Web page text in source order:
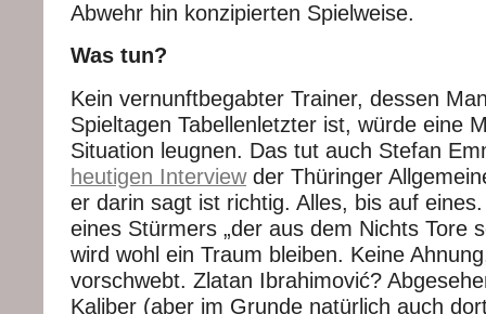
Abwehr hin konzipierten Spielweise.
Was tun?
Kein vernunftbegabter Trainer, dessen
Spieltagen Tabellenletzter ist, würde eine
Situation leugnen. Das tut auch Stefan
heutigen Interviewder Thüringer
er darin sagt ist richtig. Alles, bis auf
eines Stürmers „der aus dem Nichts Tore
wird wohl ein Traum bleiben. Keine
vorschwebt. Zlatan Ibrahimović?
Kaliber (aber im Grunde natürlich auch